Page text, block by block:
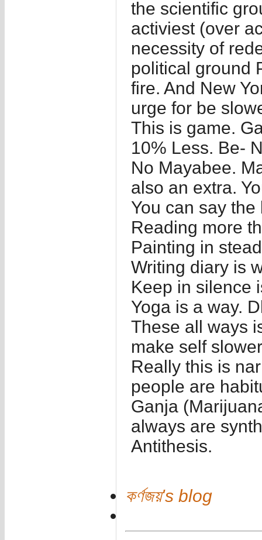
the scientific
activiest (over
necessity of
political ground
fire. And New
urge for be
This is game.
10% Less. Be-
No Mayabee.
also an extra.
You can say the
Reading more
Painting in
Writing diary is
Keep in silence
Yoga is a way.
These all ways
make self
Really this is
people are
Ganja
always are
Antithesis.
কর্ণজয়'s blog